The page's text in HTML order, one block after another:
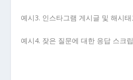
예시3. 인스타그램 게시글 및 해시
예시4. 잦은 질문에 대한 응답 스크